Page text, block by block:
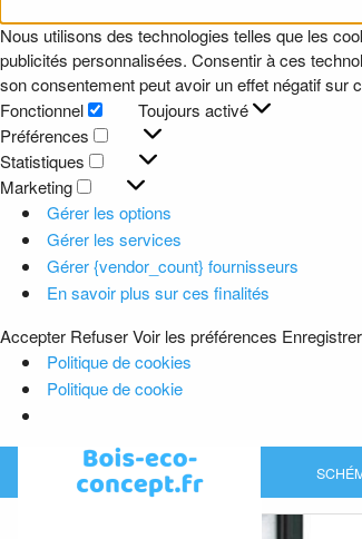
Nous utilisons des technologies telles que les
publicités personnalisées. Consentir à ces
son consentement peut avoir un effet négatif sur
Fonctionnel
Fonctionnel
Toujours activé
Préférences
Préférences
Statistiques
Statistiques
Marketing
Marketing
Gérer les options
Gérer les services
Gérer {vendor_count} fournisseurs
En savoir plus sur ces finalités
Accepter RefuserVoir les préférences
Politique de cookies
Politique de cookie